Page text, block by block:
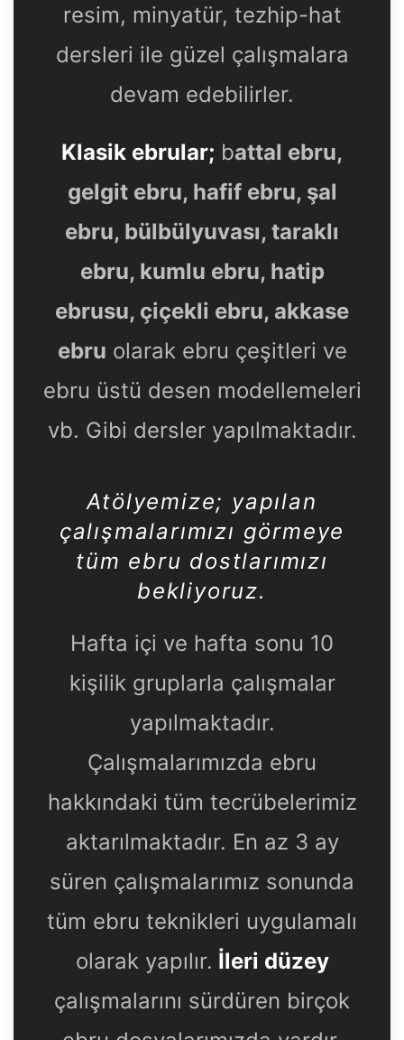
resim, minyatür, tezhip-hat
dersleri ile güzel çalışmalara
devam edebilirler.
Klasik ebrular; battal ebru,
gelgit ebru, hafif ebru, şal
ebru, bülbülyuvası, taraklı
ebru, kumlu ebru, hatip
ebrusu, çiçekli ebru, akkase
ebru olarak ebru çeşitleri ve
ebru üstü desen modellemeleri
vb. Gibi dersler yapılmaktadır.
Atölyemize; yapılan
çalışmalarımızı görmeye
tüm ebru dostlarımızı
bekliyoruz.
Hafta içi ve hafta sonu 10
kişilik gruplarla çalışmalar
yapılmaktadır.
Çalışmalarımızda ebru
hakkındaki tüm tecrübelerimiz
aktarılmaktadır. En az 3 ay
süren çalışmalarımız sonunda
tüm ebru teknikleri uygulamalı
olarak yapılır. İleri düzey
çalışmalarını sürdüren birçok